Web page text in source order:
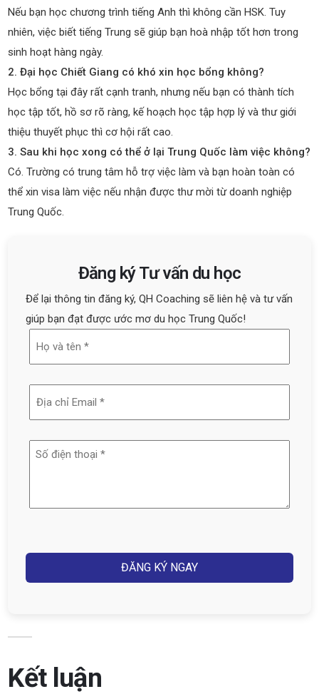
Nếu bạn học chương trình tiếng Anh thì không cần HSK. Tuy
nhiên, việc biết tiếng Trung sẽ giúp bạn hoà nhập tốt hơn trong
sinh hoạt hàng ngày.
2. Đại học Chiết Giang có khó xin học bổng không?
Học bổng tại đây rất cạnh tranh, nhưng nếu bạn có thành tích
học tập tốt, hồ sơ rõ ràng, kế hoạch học tập hợp lý và thư giới
thiệu thuyết phục thì cơ hội rất cao.
3. Sau khi học xong có thể ở lại Trung Quốc làm việc không?
Có. Trường có trung tâm hỗ trợ việc làm và bạn hoàn toàn có
thể xin visa làm việc nếu nhận được thư mời từ doanh nghiệp
Trung Quốc.
Đăng ký Tư vấn du học
Để lại thông tin đăng ký, QH Coaching sẽ liên hệ và tư vấn
giúp bạn đạt được ước mơ du học Trung Quốc!
tên
(Required)
email
(Required)
Số
Kết luận